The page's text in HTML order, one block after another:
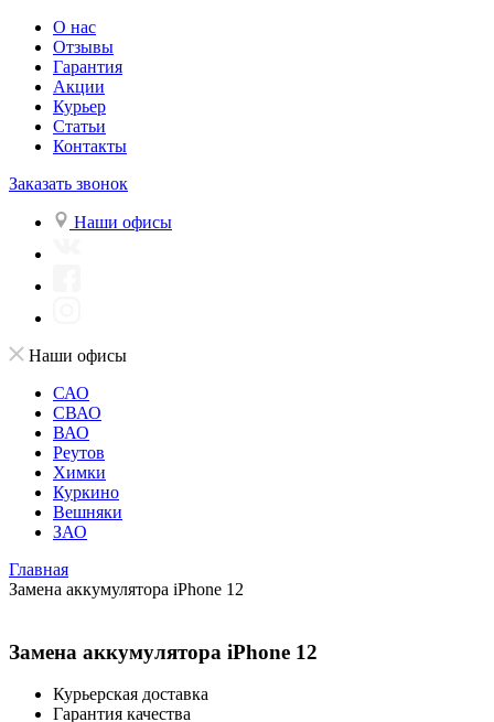
О нас
Отзывы
Гарантия
Акции
Курьер
Статьи
Контакты
Заказать звонок
Наши офисы
Наши офисы
САО
СВАО
ВАО
Реутов
Химки
Куркино
Вешняки
ЗАО
Главная
Замена аккумулятора iPhone 12
Замена аккумулятора iPhone 12
Курьерская доставка
Гарантия качества